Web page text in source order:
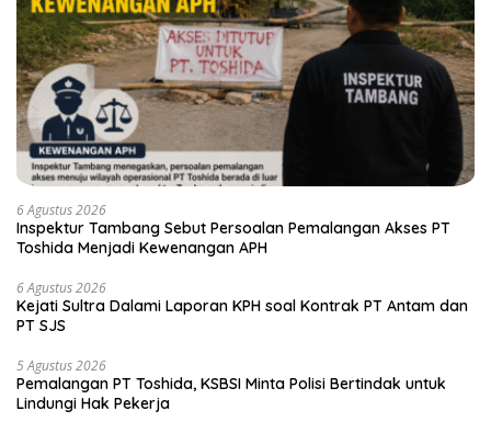
6 Agustus 2026
Inspektur Tambang Sebut Persoalan Pemalangan Akses PT
Toshida Menjadi Kewenangan APH
6 Agustus 2026
Kejati Sultra Dalami Laporan KPH soal Kontrak PT Antam dan
PT SJS
5 Agustus 2026
Pemalangan PT Toshida, KSBSI Minta Polisi Bertindak untuk
Lindungi Hak Pekerja